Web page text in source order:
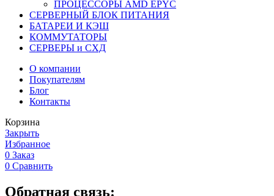
ПРОЦЕССОРЫ AMD EPYC
СЕРВЕРНЫЙ БЛОК ПИТАНИЯ
БАТАРЕИ И КЭШ
КОММУТАТОРЫ
СЕРВЕРЫ и СХД
О компании
Покупателям
Блог
Контакты
Корзина
Закрыть
Избранное
0 Заказ
0 Сравнить
Обратная связь: